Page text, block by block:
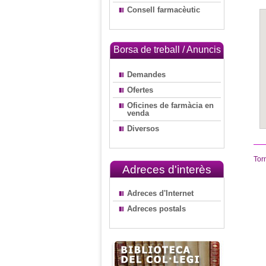
Consell farmacèutic
Borsa de treball / Anuncis
Demandes
Ofertes
Oficines de farmàcia en
venda
Diversos
Adreces d'interès
Adreces d'Internet
Adreces postals